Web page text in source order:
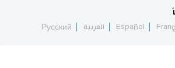
Español العربية Русский